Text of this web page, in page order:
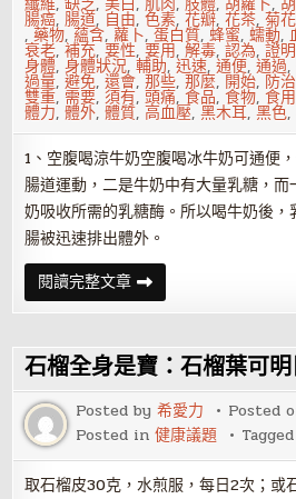
腸癌,腸道, 自由,色素,花瓣,花茶,菊花
,藥物,蘊含,蘿卜,蛋白質,蜂蜜,蠕動,
衰老,補充,要性,要用,解毒,認為,證明
身體,身體狀況,輔助,迅速,通便,通過,
過量,避免,還會,那些,那麼, 開始, 防治
雙重, 需要,須有,頭痛,食品,食物,食用
體力,體外,體質,高血壓,黑木耳,黑色,
1、空腹喝涼牛奶空腹喝冰牛奶可通便
腸道運動，二是牛奶中有大量乳糖，
奶吸收所需的乳糖酶。所以喝牛奶後
腸被迅速排出體外。
閱讀完整文章節
後
如
清
腸
排
毒？
多
吃
黑
耳
石榴全身是寶：石榴葉可明
Posted by希愛力 Posted
Posted in健康議題 Tagged
取石榴皮30克，水煎服，每日2次；或